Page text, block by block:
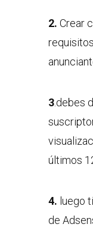
2. Crear
3.debes
últimos
4. luego
de